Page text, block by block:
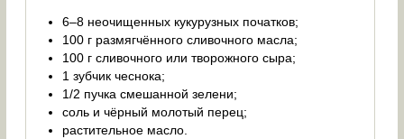
6–8 неочищенных кукурузных початков;
100 г размягчённого сливочного масла;
100 г сливочного или творожного сыра;
1 зубчик чеснока;
1/2 пучка смешанной зелени;
соль и чёрный молотый перец;
растительное масло.